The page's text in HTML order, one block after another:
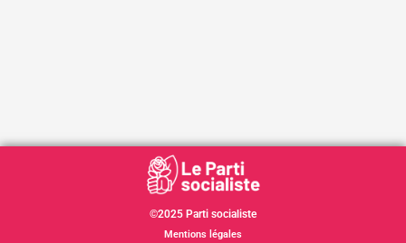
©2025 Parti socialiste
Mentions légales